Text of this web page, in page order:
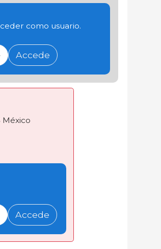
como usuario.
Accede
México
Accede